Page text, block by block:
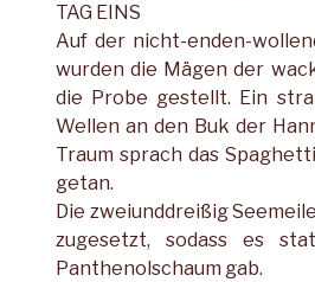
TAG EINS
Auf der nicht-enden-
wurden die Mägen der
die Probe gestellt. Ein
Wellen an den Buk der
Traum sprach das
getan.
Die zweiunddreißig
zugesetzt, sodass es
Panthenolschaum gab.